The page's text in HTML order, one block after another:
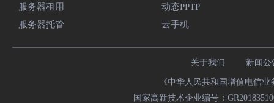
服务器租用
服务器托管
动态PPTP
云手机
关于我们 新闻公
《中华人民共和国增值电信
国家高新技术企业编号：